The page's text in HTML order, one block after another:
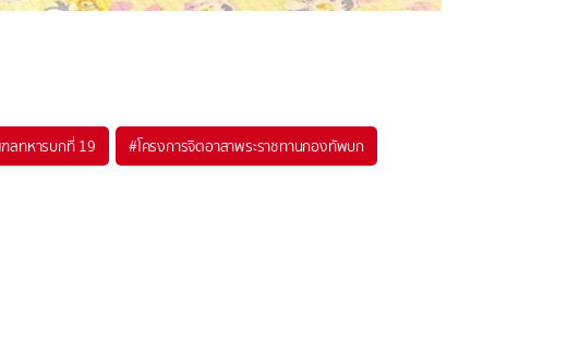
ลทหารบกที่ 19 #โครงการจิตอาสาพระราชทานกองทัพบก